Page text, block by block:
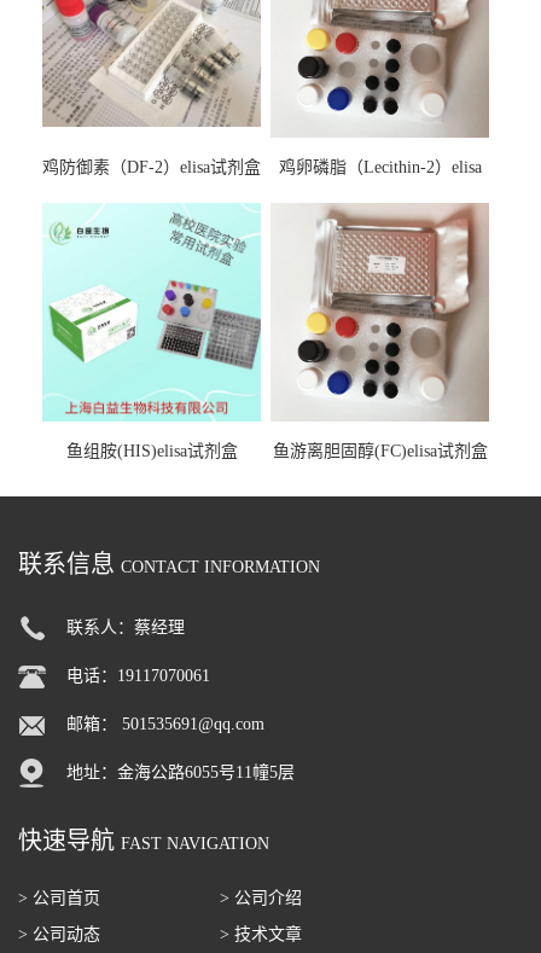
鸡防御素（DF-2）elisa试剂盒
鸡卵磷脂（Lecithin-2）elisa
鱼组胺(HIS)elisa试剂盒 鱼游离胆固醇(FC)elisa试剂盒
联系信息 CONTACT INFORMATION
联系人：蔡经理
电话：19117070061
邮箱： 501535691@qq.com
地址：金海公路6055号11幢5层
快速导航 FAST NAVIGATION
> 公司首页
> 公司介绍
> 公司动态
> 技术文章